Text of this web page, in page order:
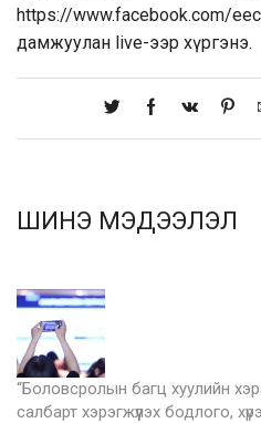
https://
дамжуулан live-ээр хүргэнэ.
ШИНЭ МЭДЭЭЛЭЛ
“Боловсролын багц хуулийн
салбарт хэрэгжүүлэх бодлого,